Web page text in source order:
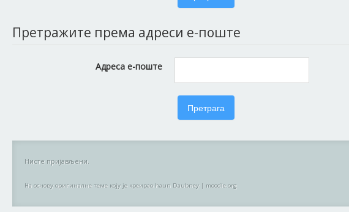
Претражите према адреси е-поште
Адреса е-поште
Нисте пријављени.
На основу оригиналне теме коју је креирао haun Daubney| moodle.org